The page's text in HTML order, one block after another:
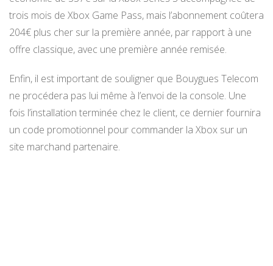
trois mois de Xbox Game Pass, mais l’abonnement coûtera
204€ plus cher sur la première année, par rapport à une
offre classique, avec une première année remisée.
Enfin, il est important de souligner que Bouygues Telecom
ne procédera pas lui même à l’envoi de la console. Une
fois l’installation terminée chez le client, ce dernier fournira
un code promotionnel pour commander la Xbox sur un
site marchand partenaire.